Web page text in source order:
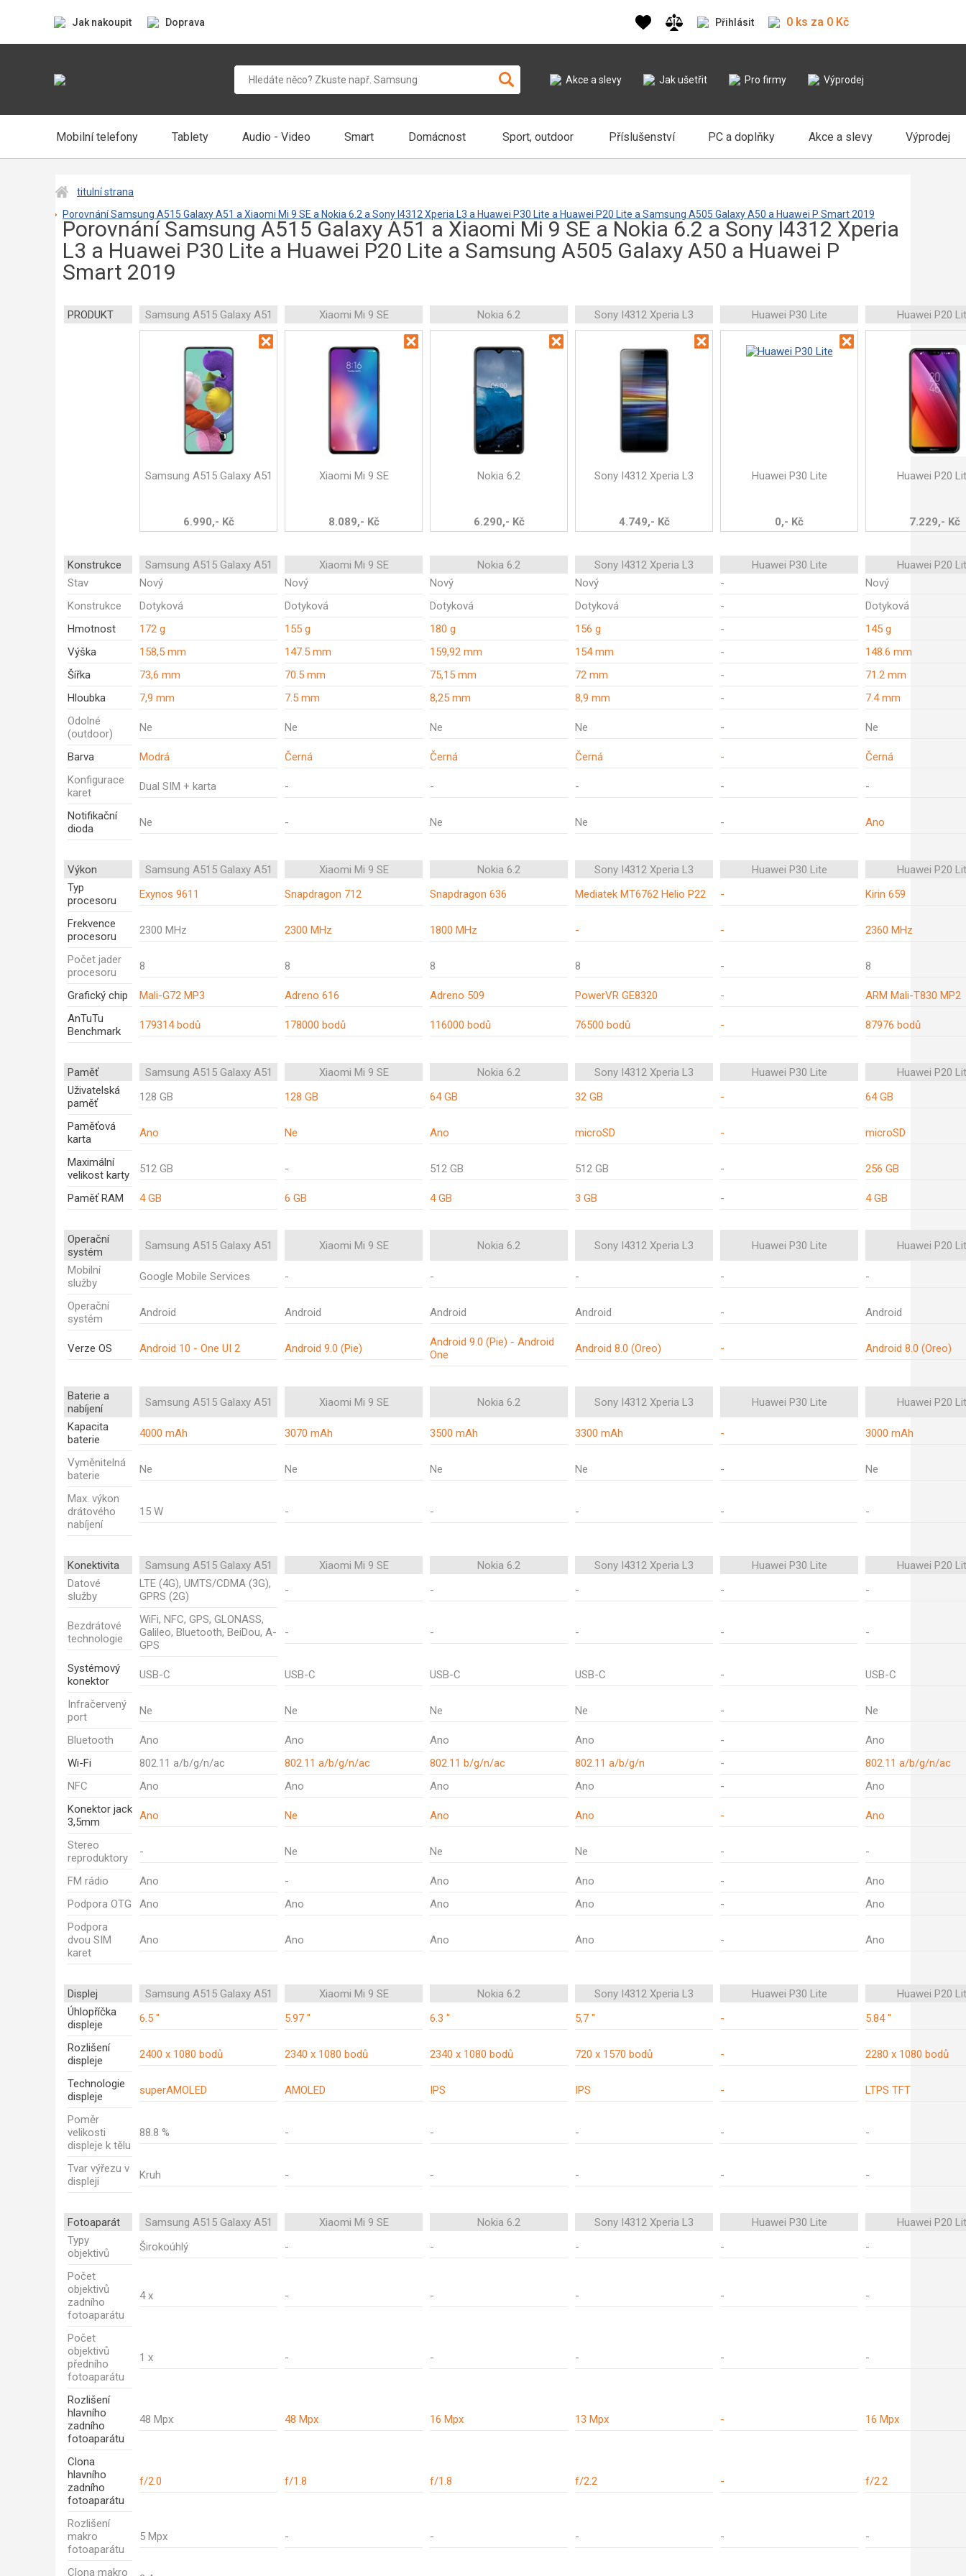
Jak nakoupit Doprava Přihlásit 0 ks za 0 Kč
Akce a slevy Jak ušetřit Pro firmy Výprodej
Mobilní telefony Tablety Audio - Video Smart Domácnost Sport, outdoor Příslušenství PC a doplňky Akce a slevy Výprodej
titulní strana
Porovnání Samsung A515 Galaxy A51 a Xiaomi Mi 9 SE a Nokia 6.2 a Sony I4312 Xperia L3 a Huawei P30 Lite a Huawei P20 Lite a Samsung A505 Galaxy A50 a Huawei P Smart 2019
Porovnání Samsung A515 Galaxy A51 a Xiaomi Mi 9 SE a Nokia 6.2 a Sony I4312 Xperia
L3 a Huawei P30 Lite a Huawei P20 Lite a Samsung A505 Galaxy A50 a Huawei P
Smart 2019
PRODUKT Samsung A515 Galaxy A51 Xiaomi Mi 9 SE Nokia 6.2 Sony I4312 Xperia L3 Huawei P30 Lite Huawei P20
Samsung A515 Galaxy A51
6.990,- Kč
Xiaomi Mi 9 SE
8.089,- Kč
Nokia 6.2
6.290,- Kč
Sony I4312 Xperia L3
4.749,- Kč
Huawei P30 Lite
0,- Kč
Huawei P20
7.229,- Kč
Konstrukce Samsung A515 Galaxy A51 Xiaomi Mi 9 SE Nokia 6.2 Sony I4312 Xperia L3 Huawei P30 Lite
Huawei P20
Stav
Nový Nový Nový Nový -
Nový
Konstrukce
Dotyková Dotyková Dotyková Dotyková -
Dotyková
Hmotnost
172 g 155 g 180 g 156 g -
145 g
Výška
158,5 mm 147.5 mm 159,92 mm 154 mm -
148.6 mm
Šířka
73,6 mm 70.5 mm 75,15 mm 72 mm -
71.2 mm
Hloubka
7,9 mm 7.5 mm 8,25 mm 8,9 mm -
7.4 mm
Odolné
(outdoor)
Ne Ne Ne Ne - Ne
Barva Modrá Černá Černá Černá -
Černá
Konfigurace
karet
Dual SIM + karta - - - - -
Notifikační
dioda
Ne - Ne Ne - Ano
Výkon Samsung A515 Galaxy A51 Xiaomi Mi 9 SE Nokia 6.2 Sony I4312 Xperia L3 Huawei P30 Lite
Huawei P20
Typ
procesoru
Exynos 9611 Snapdragon 712 Snapdragon 636 Mediatek MT6762 Helio P22 - Kirin 659
Frekvence
procesoru
2300 MHz 2300 MHz 1800 MHz - - 2360 MHz
Počet jader
procesoru
8 8 8 8 - 8
Grafický chip Mali-G72 MP3 Adreno 616 Adreno 509 PowerVR GE8320 -
ARM Mali-T830 MP2
AnTuTu
Benchmark
179314 bodů 178000 bodů 116000 bodů 76500 bodů - 87976 bodů
Paměť Samsung A515 Galaxy A51 Xiaomi Mi 9 SE Nokia 6.2 Sony I4312 Xperia L3 Huawei P30 Lite
Huawei P20
Uživatelská
paměť
128 GB 128 GB 64 GB 32 GB - 64 GB
Paměťová
karta
Ano Ne Ano microSD - microSD
Maximální
velikost karty
512 GB - 512 GB 512 GB - 256 GB
Paměť RAM 4 GB 6 GB 4 GB 3 GB - 4 GB
Operační
systém
Samsung A515 Galaxy A51 Xiaomi Mi 9 SE Nokia 6.2 Sony I4312 Xperia L3 Huawei P30 Lite
Huawei P20
Mobilní
služby
Google Mobile Services - - - - -
Operační
systém
Android Android Android Android - Android
Verze OS Android 10 - One UI 2 Android 9.0 (Pie)
Android 9.0 (Pie) - Android
One
Android 8.0 (Oreo) - Android 8.0 (Oreo)
Baterie a
nabíjení
Samsung A515 Galaxy A51 Xiaomi Mi 9 SE Nokia 6.2 Sony I4312 Xperia L3 Huawei P30 Lite
Huawei P20
Kapacita
baterie
4000 mAh 3070 mAh 3500 mAh 3300 mAh - 3000 mAh
Vyměnitelná
baterie
Ne Ne Ne Ne - Ne
Max. výkon
drátového
nabíjení
15 W - - - - -
Konektivita Samsung A515 Galaxy A51 Xiaomi Mi 9 SE Nokia 6.2 Sony I4312 Xperia L3 Huawei P30 Lite
Huawei P20
Datové
služby
LTE (4G), UMTS/CDMA (3G),
GPRS (2G)
- - - - -
Bezdrátové
technologie
WiFi, NFC, GPS, GLONASS,
Galileo, Bluetooth, BeiDou, A-
GPS
- - - - -
Systémový
konektor
USB-C USB-C USB-C USB-C - USB-C
Infračervený
port
Ne Ne Ne Ne - Ne
Bluetooth Ano Ano Ano Ano -
Ano
Wi-Fi
802.11 a/b/g/n/ac 802.11 a/b/g/n/ac 802.11 b/g/n/ac 802.11 a/b/g/n -
802.11 a/b/g/n/ac
NFC
Ano Ano Ano Ano -
Ano
Konektor jack
3,5mm
Ano Ne Ano Ano - Ano
Stereo
reproduktory
- Ne Ne Ne - -
FM rádio Ano - Ano Ano -
Ano
Podpora OTG
Ano Ano Ano Ano -
Ano
Podpora
dvou SIM
karet
Ano Ano Ano Ano - Ano
Displej Samsung A515 Galaxy A51 Xiaomi Mi 9 SE Nokia 6.2 Sony I4312 Xperia L3 Huawei P30 Lite
Huawei P20
Úhlopříčka
displeje
6.5 " 5.97 " 6.3 " 5,7 " - 5.84 "
Rozlišení
displeje
2400 x 1080 bodů 2340 x 1080 bodů 2340 x 1080 bodů 720 x 1570 bodů - 2280 x 1080 bodů
Technologie
displeje
superAMOLED AMOLED IPS IPS - LTPS TFT
Poměr
velikosti
displeje k tělu
88.8 % - - - - -
Tvar výřezu v
displeji
Kruh - - - - -
Fotoaparát Samsung A515 Galaxy A51 Xiaomi Mi 9 SE Nokia 6.2 Sony I4312 Xperia L3 Huawei P30 Lite
Huawei P20
Typy
objektivů
Širokoúhlý - - - - -
Počet
objektivů
zadního
fotoaparátu
4 x - - - - -
Počet
objektivů
předního
fotoaparátu
1 x - - - - -
Rozlišení
hlavního
zadního
fotoaparátu
48 Mpx 48 Mpx 16 Mpx 13 Mpx - 16 Mpx
Clona
hlavního
zadního
fotoaparátu
f/2.0 f/1.8 f/1.8 f/2.2 - f/2.2
Rozlišení
makro
fotoaparátu
5 Mpx - - - - -
Clona makro